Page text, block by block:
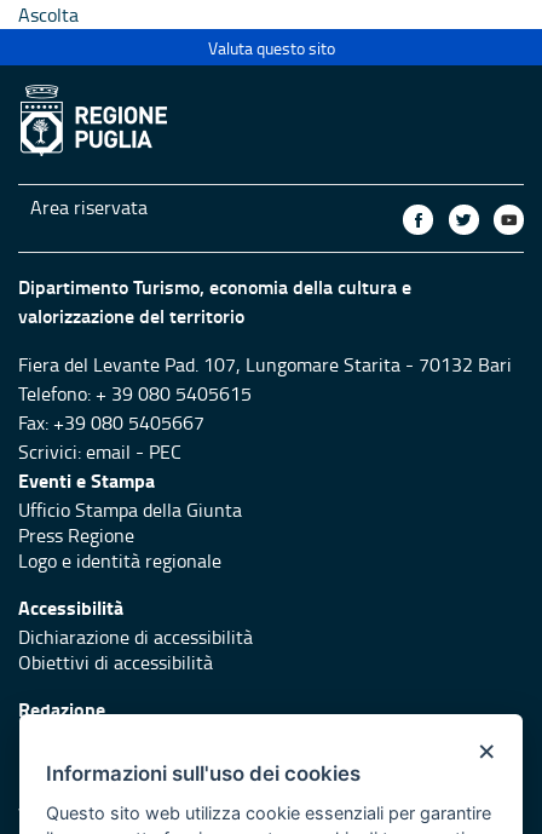
Ascolta
Valuta questo sito
Area riservata
Dipartimento Turismo, economia della cultura e
valorizzazione del territorio
Fiera del Levante Pad. 107, Lungomare Starita - 70132 Bari
Telefono: + 39 080 5405615
Fax: +39 080 5405667
Scrivici:email - PEC
Eventi e Stampa
Ufficio Stampa della Giunta
Press Regione
Logo e identità regionale
Accessibilità
Dichiarazione di accessibilità
Obiettivi di accessibilità
Redazione
Protezione civile
Vai al sito di Protezione Civile Puglia
×
Informazioni sull'uso dei cookies
Questo sito web utilizza cookie essenziali per garantire